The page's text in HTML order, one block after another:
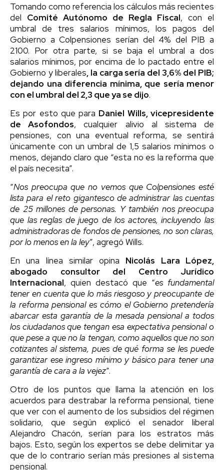
Tomando como referencia los cálculos más recientes
del Comité Autónomo de Regla Fiscal, con el
umbral de tres salarios mínimos, los pagos del
Gobierno a Colpensiones serían del 4% del PIB a
2100. Por otra parte, si se baja el umbral a dos
salarios mínimos, por encima de lo pactado entre el
Gobierno y liberales, la carga sería del 3,6% del PIB;
dejando una diferencia mínima, que sería menor
con el umbral del 2,3 que ya se dijo.
Es por esto que para Daniel Wills, vicepresidente
de Asofondos, cualquier alivio al sistema de
pensiones, con una eventual reforma, se sentirá
únicamente con un umbral de 1,5 salarios mínimos o
menos, dejando claro que “esta no es la reforma que
el país necesita”.
“Nos preocupa que no vemos que Colpensiones esté
lista para el reto gigantesco de administrar las cuentas
de 25 millones de personas. Y también nos preocupa
que las reglas de juego de los actores, incluyendo las
administradoras de fondos de pensiones, no son claras,
por lo menos en la ley”, agregó Wills.
En una línea similar opina Nicolás Lara López,
abogado consultor del Centro Jurídico
Internacional, quien destacó que “es fundamental
tener en cuenta que lo más riesgoso y preocupante de
la reforma pensional es cómo el Gobierno pretendería
abarcar esta garantía de la mesada pensional a todos
los ciudadanos que tengan esa expectativa pensional o
que pese a que no la tengan, como aquellos que no son
cotizantes al sistema, pues de qué forma se les puede
garantizar ese ingreso mínimo y básico para tener una
garantía de cara a la vejez”.
Otro de los puntos que llama la atención en los
acuerdos para destrabar la reforma pensional, tiene
que ver con el aumento de los subsidios del régimen
solidario, que según explicó el senador liberal
Alejandro Chacón, serían para los estratos más
bajos. Esto, según los expertos se debe delimitar ya
que de lo contrario serían más presiones al sistema
pensional.